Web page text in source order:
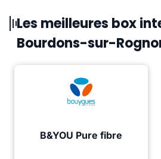
Les meilleures box
Bourdons-sur-
B&YOU Pure fibre